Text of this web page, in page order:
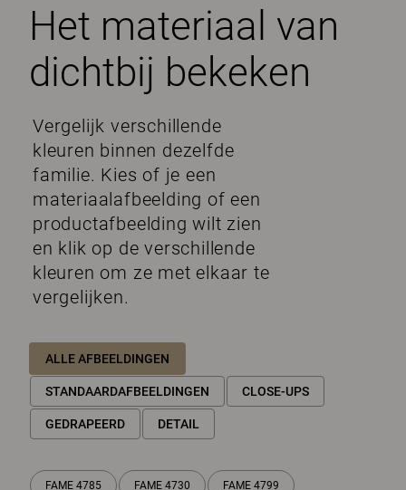
Het materiaal van
dichtbij bekeken
Vergelijk verschillende
kleuren binnen dezelfde
familie. Kies of je een
materiaalafbeelding of een
productafbeelding wilt zien
en klik op de verschillende
kleuren om ze met elkaar te
vergelijken.
ALLE AFBEELDINGEN
STANDAARDAFBEELDINGEN CLOSE-UPS
GEDRAPEERD DETAIL
FAME 4785 FAME 4730 FAME 4799